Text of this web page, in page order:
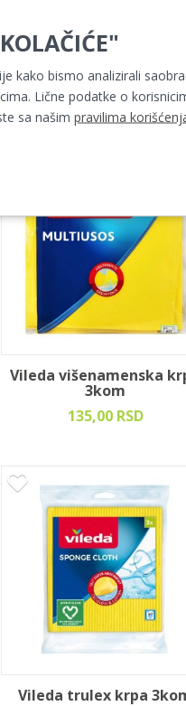
Tipi sunđer sa žicom
2kom
101,00 RSD
Vileda višenamenska
3kom
135,00 RSD
Vileda trulex krpa
kako bismo analizirali
Lične podatke o
sa našim pravilima